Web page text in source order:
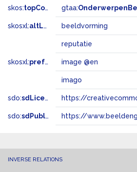
skos:topConceptOf gtaa:
skosxl:altLabel beeldvorming
reputatie
skosxl:prefLabel image @en
imago
sdo:sdLicense
sdo:sdPublisher https://
INVERSE RELATIONS